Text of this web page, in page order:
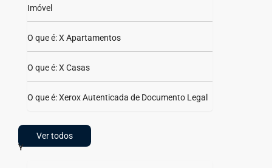
Imóvel
O que é: X Apartamentos
O que é: X Casas
O que é: Xerox Autenticada de Documento Legal
Ver todos
Y